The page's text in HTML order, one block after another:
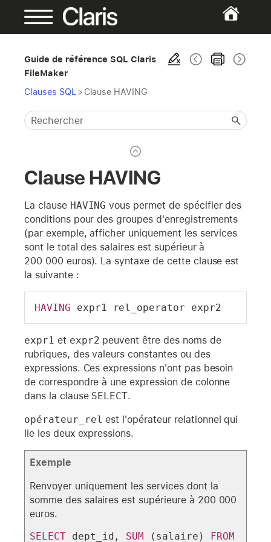
Guide de référence SQL Claris
FileMaker
Clauses SQL > Clause HAVING
Clause HAVING
La clause HAVING vous permet de spécifier des
conditions pour des groupes d'enregistrements
(par exemple, afficher uniquement les services
sont le total des salaires est supérieur à
200 000 euros). La syntaxe de cette clause est
la suivante :
HAVING expr1 rel_operator expr2
expr1 et expr2 peuvent être des noms de
rubriques, des valeurs constantes ou des
expressions. Ces expressions n'ont pas besoin
de correspondre à une expression de colonne
dans la clause SELECT.
opérateur_rel est l'opérateur relationnel qui
lie les deux expressions.
Exemple
Renvoyer uniquement les services dont la
somme des salaires est supérieure à 200 000
euros.
SELECT dept_id, SUM (salaire) FROM